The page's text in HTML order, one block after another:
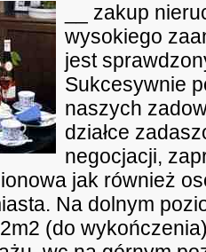
__ zakup
wysokiego
jest
Sukcesywnie
naszych
działce
negocjacji,
jak również
Na dolnym
(do